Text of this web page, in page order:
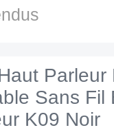
Parleur
Sans Fil
K09 Noir